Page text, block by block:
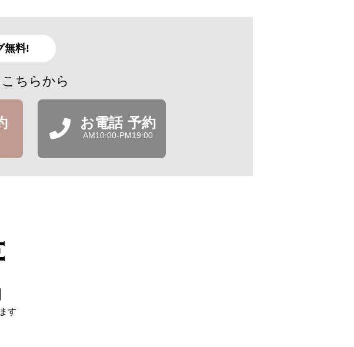
無料!
ちらから
お電話 予約
AM10:00-PM19:00
す